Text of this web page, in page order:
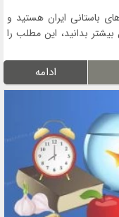
باستانی ایران هستید و
بدانید، این مطلب را
ادامه